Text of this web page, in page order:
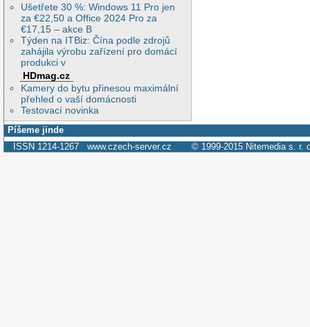
Ušetřete 30 %: Windows 11 Pro jen
za €22,50 a Office 2024 Pro za
€17,15 – akce B
Týden na ITBiz: Čína podle zdrojů
zahájila výrobu zařízení pro domácí
produkci v
HDmag.cz
Kamery do bytu přinesou maximální
přehled o vaší domácnosti
Testovací novinka
Píšeme jinde
ISSN 1214-1267 www.czech-server.cz © 1999-2015 Nitemedia s. r.